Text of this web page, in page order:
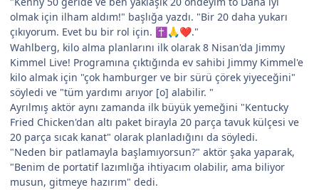
olmak için ilham aldım!" başlığa yazdı. "Bir 20 daha yukarı
çıkıyorum. Evet bu bir rol için. ✝️ 🙏❤️."
Wahlberg, kilo alma planlarını ilk olarak 8 Nisan'da Jimmy
Kimmel Live! Programına çıktığında ev sahibi Jimmy Kimmel'e
kilo almak için "çok hamburger ve bir sürü çörek yiyeceğini"
söyledi ve "tüm yardımı arıyor [o] alabilir. "
Ayrılmış aktör aynı zamanda ilk büyük yemeğini "Kentucky
Fried Chicken'dan altı paket birayla 20 parça tavuk külçesi ve
20 parça sıcak kanat" olarak planladığını da söyledi.
"Neden bir patlamayla başlamıyorsun?" aktör şaka yaparak,
"Benim de portatif lazımlığa ihtiyacım olabilir, ama biliyor
musun, gitmeye hazırım" dedi.